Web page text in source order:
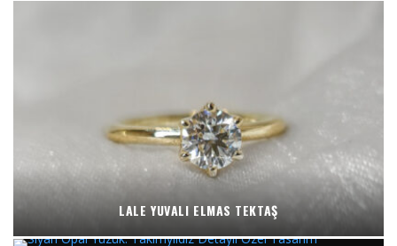
LALE YUVALI ELMAS TEKTAŞ